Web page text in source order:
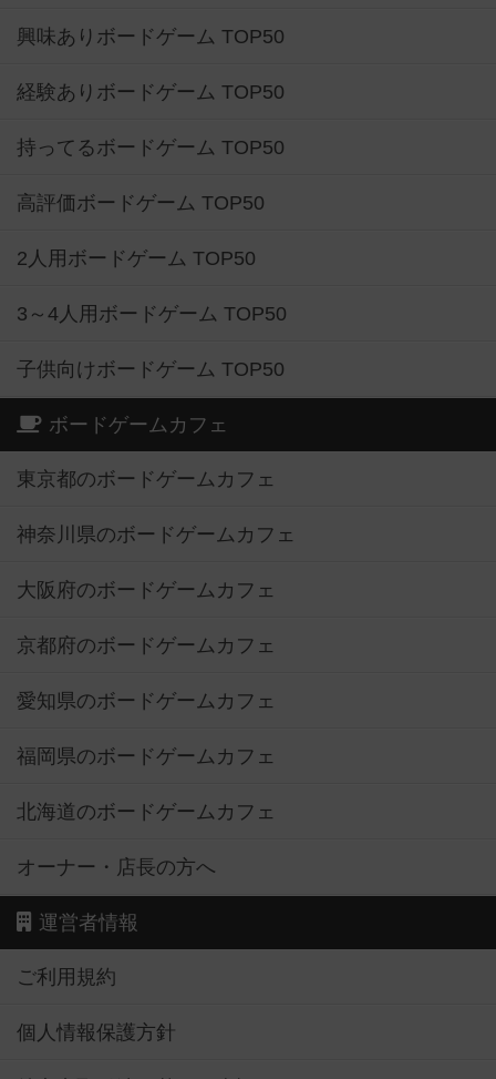
興味ありボードゲーム TOP50
経験ありボードゲーム TOP50
持ってるボードゲーム TOP50
高評価ボードゲーム TOP50
2人用ボードゲーム TOP50
3～4人用ボードゲーム TOP50
子供向けボードゲーム TOP50
ボードゲームカフェ
東京都のボードゲームカフェ
神奈川県のボードゲームカフェ
大阪府のボードゲームカフェ
京都府のボードゲームカフェ
愛知県のボードゲームカフェ
福岡県のボードゲームカフェ
北海道のボードゲームカフェ
オーナー・店長の方へ
運営者情報
ご利用規約
個人情報保護方針